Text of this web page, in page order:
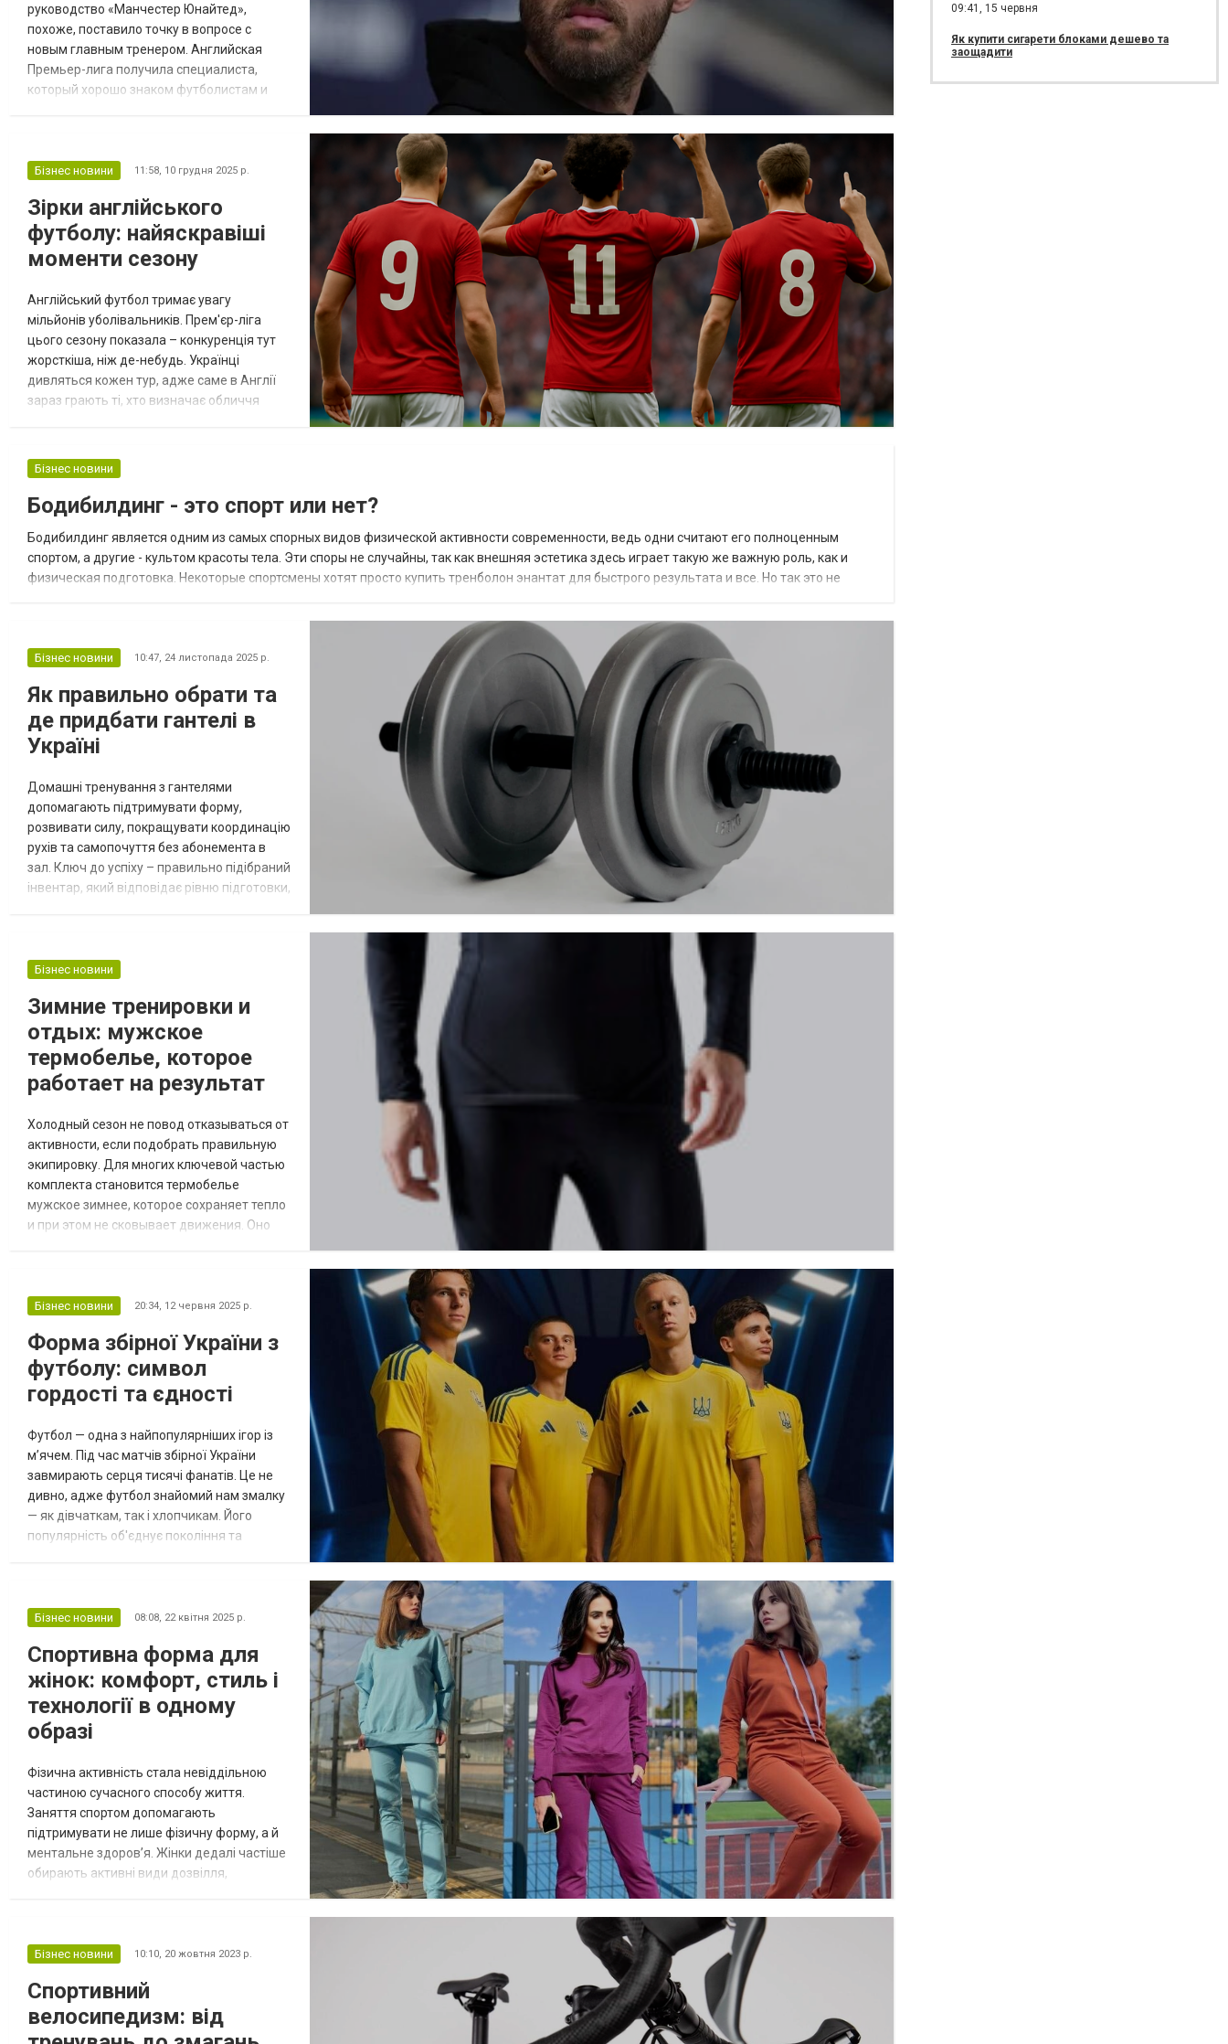
руководство «Манчестер Юнайтед»,
похоже, поставило точку в вопросе с
новым главным тренером. Английская
Премьер-лига получила специалиста,
который хорошо знаком футболистам и
обязанности, однако впоследствии
еще одного бывшего игрока клуба. К
завершению текущего сезона красные
Бізнес новини 11:58, 10 грудня 2025 р.
Зірки англійського
футболу: найяскравіші
моменти сезону
Англійський футбол тримає увагу
мільйонів уболівальників. Прем'єр-ліга
цього сезону показала – конкуренція тут
жорсткіша, ніж де-небудь. Українці
дивляться кожен тур, адже саме в Англії
зараз грають ті, хто визначає обличчя
проблемами. Звинувачення у фінансових
порушеннях тиснуть на клуб, результати
просіли. Ерлінг Голанд забиває, та навіть
цього буває замало – команда програє
там, де...
Бізнес новини
Бодибилдинг - это спорт или нет?
Бодибилдинг является одним из самых спорных видов физической активности современности, ведь одни считают его полноценным
спортом, а другие - культом красоты тела. Эти споры не случайны, так как внешняя эстетика здесь играет такую же важную роль, как и
физическая подготовка. Некоторые спортсмены хотят просто купить тренболон энантат для быстрого результата и все. Но так это не
Бізнес новини 10:47, 24 листопада 2025 р.
Як правильно обрати та
де придбати гантелі в
Україні
Домашні тренування з гантелями
допомагають підтримувати форму,
розвивати силу, покращувати координацію
рухів та самопочуття без абонемента в
зал. Ключ до успіху – правильно підібраний
інвентар, який відповідає рівню підготовки,
обладнання було сертифікованим,
вкладень і легко інтегрувалося в
повсякденний прості...
Бізнес новини
Зимние тренировки и
отдых: мужское
термобелье, которое
работает на результат
Холодный сезон не повод отказываться от
активности, если подобрать правильную
экипировку. Для многих ключевой частью
комплекта становится термобелье
мужское зимнее, которое сохраняет тепло
и при этом не сковывает движения. Оно
Преимущества функциональной одежды
создавать вещи, которые подстраиваются
под ритм жизни...
Бізнес новини 20:34, 12 червня 2025 р.
Форма збірної України з
футболу: символ
гордості та єдності
Футбол — одна з найпопулярніших ігор із
м’ячем. Під час матчів збірної України
завмирають серця тисячі фанатів. Це не
дивно, адже футбол знайомий нам змалку
— як дівчаткам, так і хлопчикам. Його
популярність об'єднує покоління та
на фізичний розвиток, так і на формування
вважався суто чоловічим видом спорту,
але с...
Бізнес новини 08:08, 22 квітня 2025 р.
Спортивна форма для
жінок: комфорт, стиль і
технології в одному
образі
Фізична активність стала невіддільною
частиною сучасного способу життя.
Заняття спортом допомагають
підтримувати не лише фізичну форму, а й
ментальне здоров’я. Жінки дедалі частіше
обирають активні види дозвілля,
правильно підібраний одяг. Саме він
та знижує ризик травмування шкіри під час
активного навантаження. Ос...
Бізнес новини 10:10, 20 жовтня 2023 р.
Спортивний
велосипедизм: від
09:41, 15 червня
Як купити сигарети блоками дешево та
заощадити